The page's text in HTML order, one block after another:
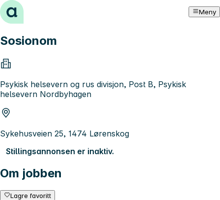
Hopp til innhold Meny
Sosionom
Psykisk helsevern og rus divisjon, Post B, Psykisk
helsevern Nordbyhagen
Sykehusveien 25, 1474 Lørenskog
Stillingsannonsen er inaktiv.
Om jobben
Lagre favoritt